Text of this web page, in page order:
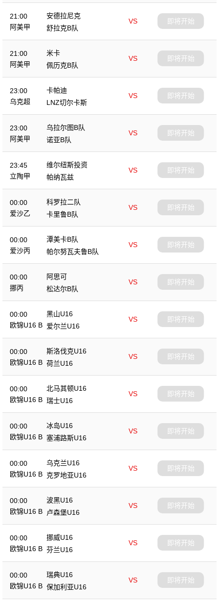
21:00
阿美甲
安德拉尼克
VS
舒拉克B队
即将开始
21:00
阿美甲
米卡
VS
佩历克B队
即将开始
23:00
乌克超
卡帕迪
VS
LNZ切尔卡斯
即将开始
23:00
阿美甲
乌拉尔图B队
VS
诺亚B队
即将开始
23:45
立陶甲
维尔纽斯投资
VS
帕纳瓦兹
即将开始
00:00
爱沙乙
科罗拉二队
VS
卡里鲁B队
即将开始
00:00
爱沙丙
潭美卡B队
VS
帕尔努瓦夫鲁B队
即将开始
00:00
挪丙
阿思可
VS
松达尔B队
即将开始
00:00
欧锦U16 B
黑山U16
VS
爱尔兰U16
即将开始
00:00
欧锦U16 B
斯洛伐克U16
VS
荷兰U16
即将开始
00:00
欧锦U16 B
北马其顿U16
VS
瑞士U16
即将开始
00:00
欧锦U16 B
冰岛U16
VS
塞浦路斯U16
即将开始
00:00
欧锦U16 B
乌克兰U16
VS
克罗地亚U16
即将开始
00:00
欧锦U16 B
波黑U16
VS
卢森堡U16
即将开始
00:00
欧锦U16 B
挪威U16
VS
芬兰U16
即将开始
00:00
欧锦U16 B
瑞典U16
VS
保加利亚U16
即将开始